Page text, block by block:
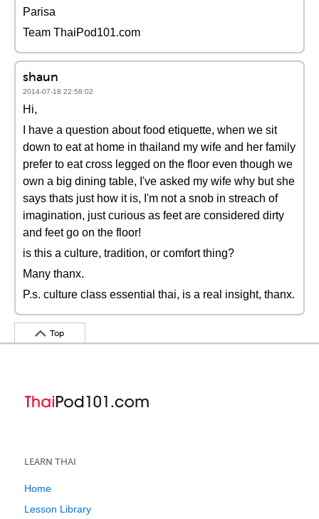
Parisa
Team ThaiPod101.com
shaun
2014-07-18 22:58:02
Hi,
I have a question about food etiquette, when we sit
down to eat at home in thailand my wife and her family
prefer to eat cross legged on the floor even though we
own a big dining table, I've asked my wife why but she
says thats just how it is, I'm not a snob in streach of
imagination, just curious as feet are considered dirty
and feet go on the floor!
is this a culture, tradition, or comfort thing?
Many thanx.
P.s. culture class essential thai, is a real insight, thanx.
Top
LEARN THAI
Home
Lesson Library